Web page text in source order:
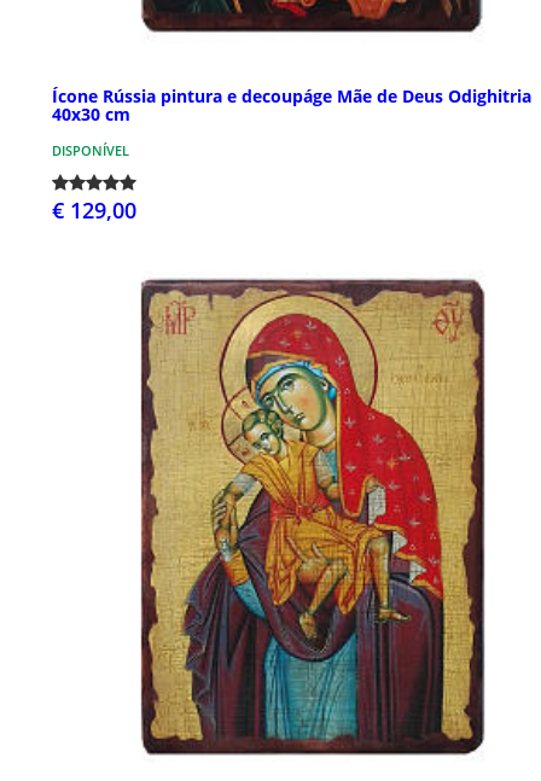
Ícone Rússia pintura e decoupáge Mãe de Deus Odighitria
40x30 cm
DISPONÍVEL
€ 129,00